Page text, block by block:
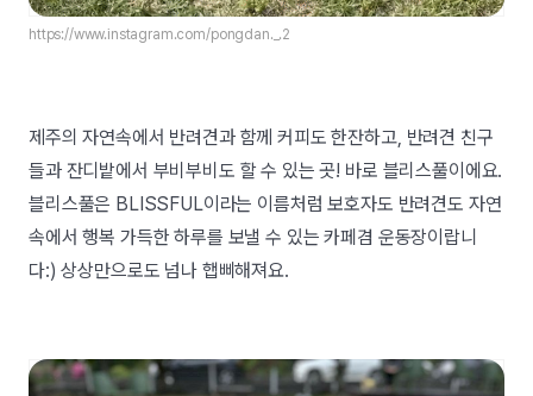
https://www.instagram.com/pongdan._.2
제주의 자연속에서 반려견과 함께 커피도 한잔하고, 반려견 친구
들과 잔디밭에서 부비부비도 할 수 있는 곳! 바로 블리스풀이에요.
블리스풀은 BLISSFUL이라는 이름처럼 보호자도 반려견도 자연
속에서 행복 가득한 하루를 보낼 수 있는 카페겸 운동장이랍니
다:) 상상만으로도 넘나 햅삐해져요.